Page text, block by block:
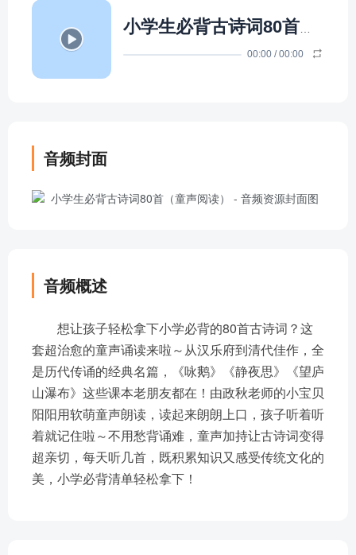
00:00 /00:00
音频封面
音频概述
想让孩子轻松拿下小学必背的80首古诗词？这
套超治愈的童声诵读来啦～从汉乐府到清代佳作，全
是历代传诵的经典名篇，《咏鹅》《静夜思》《望庐
山瀑布》这些课本老朋友都在！由政秋老师的小宝贝
阳阳用软萌童声朗读，读起来朗朗上口，孩子听着听
着就记住啦～不用愁背诵难，童声加持让古诗词变得
超亲切，每天听几首，既积累知识又感受传统文化的
美，小学必背清单轻松拿下！